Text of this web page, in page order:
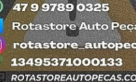
Especificações